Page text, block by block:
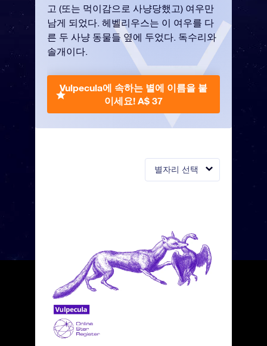
별자리 선택
고 (또는 먹이감으로 사냥당했고) 여우만
남게 되었다. 헤벨리우스는 이 여우를 다
른 두 사냥 동물들 옆에 두었다. 독수리와
솔개이다.
Vulpecula에 속하는 별에 이름을 붙
이세요! A$ 37